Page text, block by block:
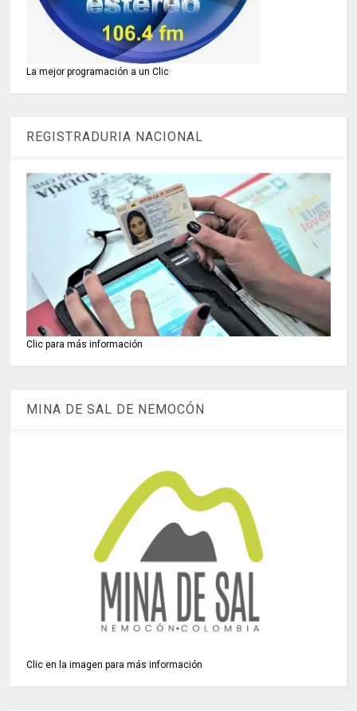
La mejor programación a un Clic
REGISTRADURIA NACIONAL
Clic para más información
MINA DE SAL DE NEMOCÓN
Clic en la imagen para más información